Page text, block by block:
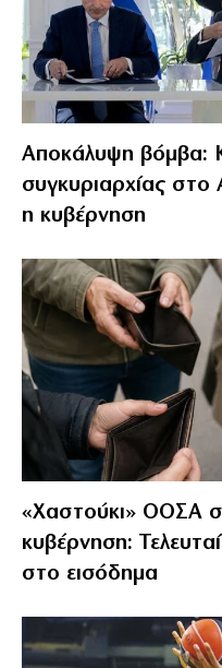
Αποκάλυψη βόμβα:
συγκυριαρχίας στο
η κυβέρνηση
«Χαστούκι» ΟΟΣΑ
κυβέρνηση:
στο εισόδημα